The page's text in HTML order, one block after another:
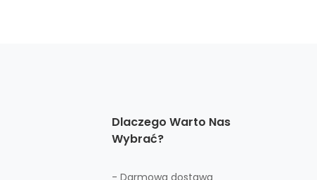
Dlaczego Warto Nas
Wybrać?
- Darmowa dostawa